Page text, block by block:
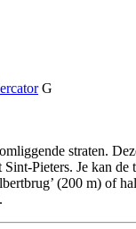
G
straten.
Pieters. Je kan de
(200 m) of